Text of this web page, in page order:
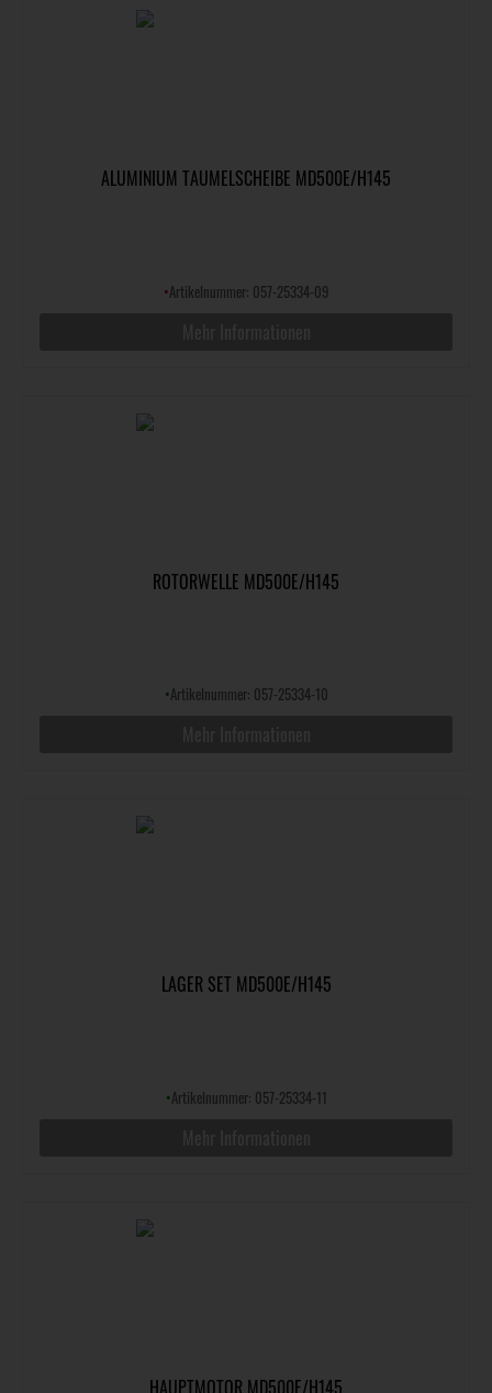
ALUMINIUM TAUMELSCHEIBE MD500E/H145
•Artikelnummer: 057-25334-09
ROTORWELLE MD500E/H145
•Artikelnummer: 057-25334-10
LAGER SET MD500E/H145
•Artikelnummer: 057-25334-11